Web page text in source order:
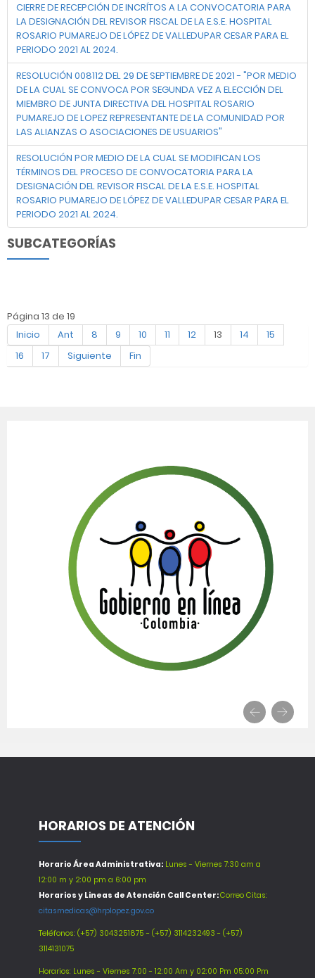
CIERRE DE RECEPCIÓN DE INCRÍTOS A LA CONVOCATORIA PARA
LA DESIGNACIÓN DEL REVISOR FISCAL DE LA E.S.E. HOSPITAL
ROSARIO PUMAREJO DE LÓPEZ DE VALLEDUPAR CESAR PARA EL
PERIODO 2021 AL 2024.
RESOLUCIÓN 008112 DEL 29 DE SEPTIEMBRE DE 2021 - "POR MEDIO
DE LA CUAL SE CONVOCA POR SEGUNDA VEZ A ELECCIÓN DEL
MIEMBRO DE JUNTA DIRECTIVA DEL HOSPITAL ROSARIO
PUMAREJO DE LOPEZ REPRESENTANTE DE LA COMUNIDAD POR
LAS ALIANZAS O ASOCIACIONES DE USUARIOS"
RESOLUCIÓN POR MEDIO DE LA CUAL SE MODIFICAN LOS
TÉRMINOS DEL PROCESO DE CONVOCATORIA PARA LA
DESIGNACIÓN DEL REVISOR FISCAL DE LA E.S.E. HOSPITAL
ROSARIO PUMAREJO DE LÓPEZ DE VALLEDUPAR CESAR PARA EL
PERIODO 2021 AL 2024.
SUBCATEGORÍAS
Página 13 de 19
Inicio
Ant 8 9 10 11 12 13 14
15
16
17 Siguiente Fin
HORARIOS DE ATENCIÓN
Horario Área Administrativa: Lunes - Viernes 7:30 am a
12:00 m y 2:00 pm a 6:00 pm
Horarios y Lineas de Atención Call Center:Correo Citas:
citasmedicas@hrplopez.gov.co
Teléfonos: (+57) 3043251875 - (+57) 3114232493 - (+57)
3114131075
Horarios: Lunes - Viernes 7:00 - 12:00 Am y 02:00 Pm 05:00 Pm